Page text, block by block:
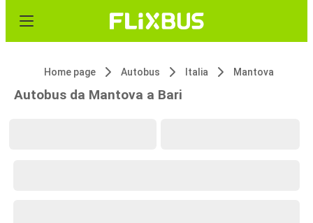
Home page Autobus Italia Mantova
Autobus da Mantova a Bari